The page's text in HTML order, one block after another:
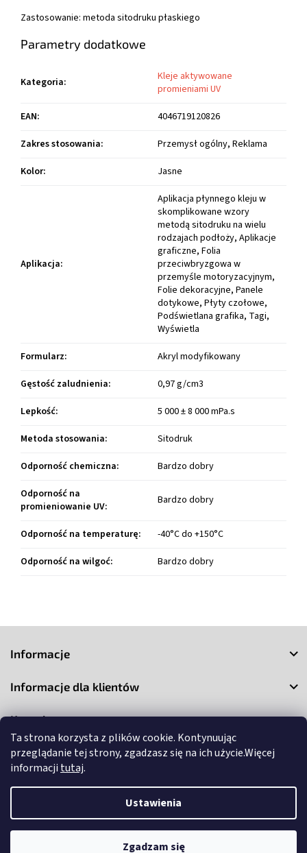
Ta strona korzysta z plików cookie. Kontynuując
przeglądanie tej strony, zgadzasz się na ich użycie.Więcej
informacji tutaj.
Ustawienia
Zgadzam się
Zastosowanie: metoda sitodruku płaskiego
Parametry dodatkowe
Kategoria:
Kleje aktywowane
promieniami UV
EAN:
4046719120826
Zakres stosowania:
Przemysł ogólny, Reklama
Kolor: Jasne
Aplikacja:
Aplikacja płynnego kleju w
skomplikowane wzory
metodą sitodruku na wielu
rodzajach podłoży, Aplikacje
graficzne, Folia
przeciwbryzgowa w
przemyśle motoryzacyjnym,
Folie dekoracyjne, Panele
dotykowe, Płyty czołowe,
Podświetlana grafika, Tagi,
Wyświetla
Formularz:
Akryl modyfikowany
Gęstość zaludnienia:
0,97 g/cm3
Lepkość:
5 000 ± 8 000 mPa.s
Metoda stosowania:
Sitodruk
Odporność chemiczna:
Bardzo dobry
Odporność na
promieniowanie UV: Bardzo dobry
Odporność na temperaturę:
-40°C do +150°C
Odporność na wilgoć: Bardzo dobry
Informacje
Informacje dla klientów
Kontakt
ustawienia plików cookie